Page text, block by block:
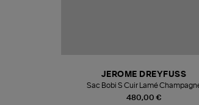
480,00 €
JEROME DREYFUSS
Sac Bobi S Cuir Lamé